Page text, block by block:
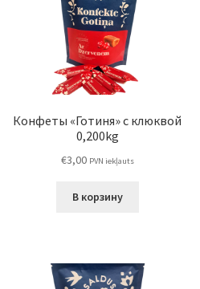
Конфеты «Готиня» с клюквой
0,200kg
€3,00 PVN iekļauts
В корзину